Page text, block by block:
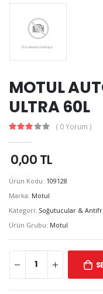
MOTUL
ULTRA 60L
( 0 Yorum )
0,00 TL
Ürün Kodu: 109128
Marka: Motul
Kategori: Soğutucular &
Ürün Grubu: Motul